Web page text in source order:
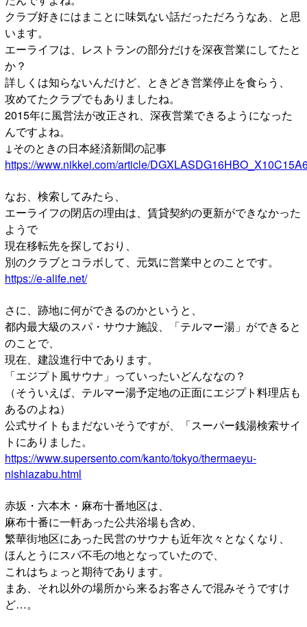
クラブ好きにはまことに味気ない話だっただろうなあ、と思
います。
エーライフは、レストランの部分だけを深夜営業にしてたと
か？
詳しくは知らないんだけど、ときどき営業停止を食らう、
攻めてたクラブでもありましたね。
2015年に風営法が改正され、深夜営業できるようになった
んですよね。
↓そのときの日本経済新聞の記事
https://www.nikkei.com/article/
なお、検索してみたら、
エーライフの閉店の理由は、賃貸契約の更新ができなかった
ようで
現在移転先を探しており、
別のクラブとコラボして、元気に営業中とのことです。
https://e-alife.net/
さに、跡地に何ができるのかというと、
都内最大級のスパ・サウナ施設、「テルマー湯」ができると
のことで、
現在、建設進行中であります。
「エジプト風サウナ」っていったいどんななの？
（そういえば、テルマー湯予定地の正面にエジプト料理店も
あるのよね）
公式サイトもまだないそうですが、「スーパー銭湯検索サイ
トにありました。
https://www.supersento.com/kanto/tokyo/thermaeyu-
nishiazabu.html
赤坂・六本木・麻布十番地区は、
麻布十番に一軒あった公共浴場も含め、
繁華街地区にあった民営のサウナも近年次々となくなり、
ほんとうにスパ不毛の地となっていたので、
これはちょっと期待であります。
まあ、それ以外の場所から来るお客さんで混みそうですけ
ど…。